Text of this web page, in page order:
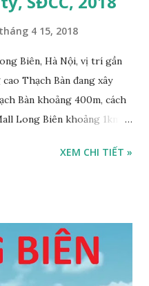
tháng 4 15, 2018
Biên, Hà Nội, vị trí gần
Thạch Bàn đang xây
Bàn khoảng 400m, cách
Long Biên khoảng 1km,
mặt tiền 5m, thiết kế 3
trực tuyến ĐÃ BÁN
XEM CHI TIẾT »